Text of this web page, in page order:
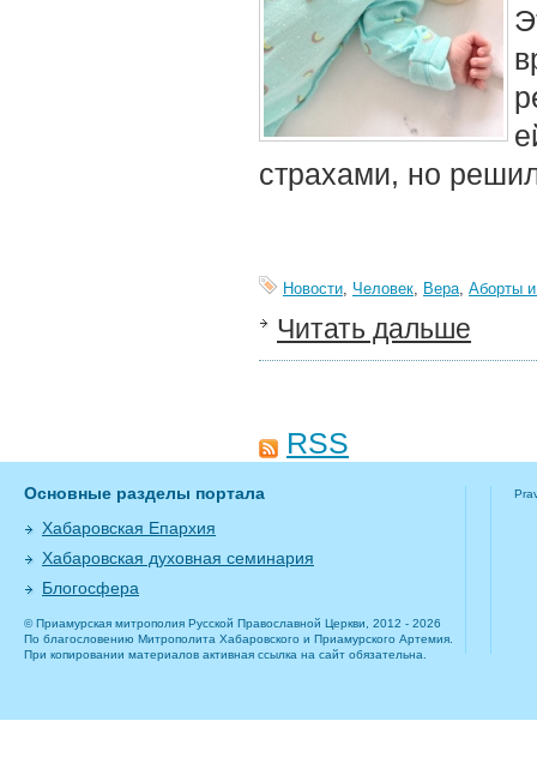
страхами, но
Новости, Человек, Вера, Аборты
Читать дальше
RSS
Основные разделы портала
Хабаровская Епархия
Хабаровская духовная семинария
Блогосфера
© Приамурская митрополия Русской Православной Церкви, 2012 - 2026
По благословению Митрополита Хабаровского и Приамурского Артемия.
При копировании материалов активная ссылка на сайт обязательна.